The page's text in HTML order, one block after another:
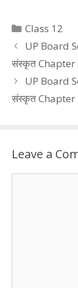
Categories
Class 12
UP Board
संस्कृत Chapter 3
UP Board
संस्कृत Chapter
Leave a